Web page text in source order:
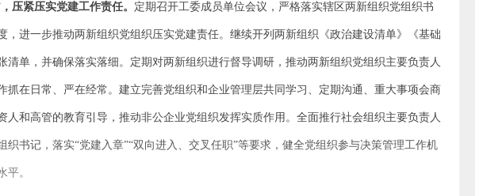
压紧压实党建工作责任。 定期召开工委成员单位会议，严格落实辖区两新组织党组织书
，进一步推动两新组织党组织压实党建责任。继续开列两新组织《政治建设清单》《基础
清单，并确保落实落细。定期对两新组织进行督导调研，推动两新组织党组织主要负责人
抓在日常、严在经常。建立完善党组织和企业管理层共同学习、定期沟通、重大事项会商
人和高管的教育引导，推动非公企业党组织发挥实质作用。全面推行社会组织主要负责人
织书记，落实“党建入章”“双向进入、交叉任职”等要求，健全党组织参与决策管理工作机
平。